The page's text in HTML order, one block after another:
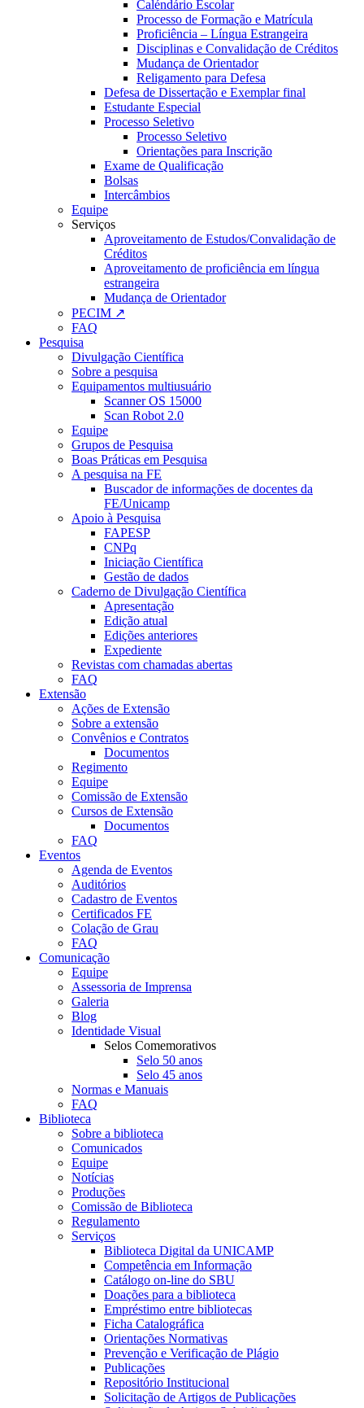
Caléndário Escolar
Processo de Formação e Matrícula
Proficiência – Língua Estrangeira
Disciplinas e Convalidação de Créditos
Mudança de Orientador
Religamento para Defesa
Defesa de Dissertação e Exemplar final
Estudante Especial
Processo Seletivo
Processo Seletivo
Orientações para Inscrição
Exame de Qualificação
Bolsas
Intercâmbios
Equipe
Serviços
Aproveitamento de Estudos/Convalidação de
Créditos
Aproveitamento de proficiência em língua
estrangeira
Mudança de Orientador
PECIM ↗
FAQ
Pesquisa
Divulgação Científica
Sobre a pesquisa
Equipamentos multiusuário
Scanner OS 15000
Scan Robot 2.0
Equipe
Grupos de Pesquisa
Boas Práticas em Pesquisa
A pesquisa na FE
Buscador de informações de docentes da
FE/Unicamp
Apoio à Pesquisa
FAPESP
CNPq
Iniciação Científica
Gestão de dados
Caderno de Divulgação Científica
Apresentação
Edição atual
Edições anteriores
Expediente
Revistas com chamadas abertas
FAQ
Extensão
Ações de Extensão
Sobre a extensão
Convênios e Contratos
Documentos
Regimento
Equipe
Comissão de Extensão
Cursos de Extensão
Documentos
FAQ
Eventos
Agenda de Eventos
Auditórios
Cadastro de Eventos
Certificados FE
Colação de Grau
FAQ
Comunicação
Equipe
Assessoria de Imprensa
Galeria
Blog
Identidade Visual
Selos Comemorativos
Selo 50 anos
Selo 45 anos
Normas e Manuais
FAQ
Biblioteca
Sobre a biblioteca
Comunicados
Equipe
Notícias
Produções
Comissão de Biblioteca
Regulamento
Serviços
Biblioteca Digital da UNICAMP
Competência em Informação
Catálogo on-line do SBU
Doações para a biblioteca
Empréstimo entre bibliotecas
Ficha Catalográfica
Orientações Normativas
Prevenção e Verificação de Plágio
Publicações
Repositório Institucional
Solicitação de Artigos de Publicações